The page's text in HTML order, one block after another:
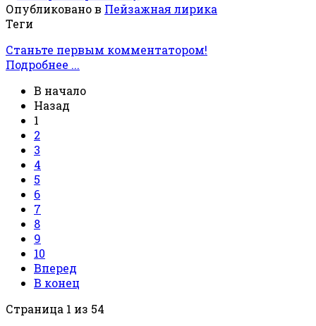
Опубликовано в Пейзажная лирика
Теги
Станьте первым комментатором!
Подробнее ...
В начало
Назад
1
2
3
4
5
6
7
8
9
10
Вперед
В конец
Страница 1 из 54